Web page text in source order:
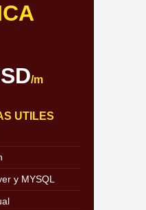
/m
UTILES
y MYSQL